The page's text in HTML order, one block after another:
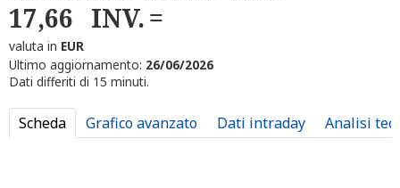
17,66 INV.
valuta in EUR
Ultimo aggiornamento: 26/06/2026
Dati differiti di 15 minuti.
Scheda Grafico avanzato Dati intraday Analisi